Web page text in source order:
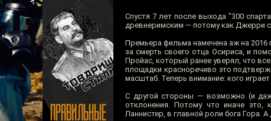
Спустя 7 лет после выхода "300
древнеримским — потому как Джерри
Премьера фильма намечена аж на 2016
за смерть своего отца Осириса, и
Пройас, который ранее уверял, что
площадки красноречиво это
масштаб. Теперь внимание: кого
С другой стороны — возможно (и
отклонения. Потому что иначе
Ланнистер, в главной роли бога